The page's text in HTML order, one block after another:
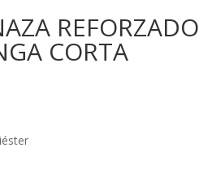
REFORZADO
CORTA